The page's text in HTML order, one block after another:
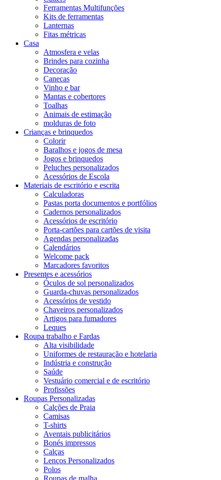
Ferramentas Multifunções
Kits de ferramentas
Lanternas
Fitas métricas
Casa
Atmosfera e velas
Brindes para cozinha
Decoração
Canecas
Vinho e bar
Mantas e cobertores
Toalhas
Animais de estimação
molduras de foto
Crianças e brinquedos
Colorir
Baralhos e jogos de mesa
Jogos e brinquedos
Peluches personalizados
Acessórios de Escola
Materiais de escritório e escrita
Calculadoras
Pastas porta documentos e portfólios
Cadernos personalizados
Acessórios de escritório
Porta-cartões para cartões de visita
Agendas personalizadas
Calendários
Welcome pack
Marcadores favoritos
Presentes e acessórios
Óculos de sol personalizados
Guarda-chuvas personalizados
Acessórios de vestido
Chaveiros personalizados
Artigos para fumadores
Leques
Roupa trabalho e Fardas
Alta visibilidade
Uniformes de restauração e hotelaria
Indústria e construção
Saúde
Vestuário comercial e de escritório
Profissões
Roupas Personalizadas
Calções de Praia
Camisas
T-shirts
Aventais publicitários
Bonés impressos
Calças
Lenços Personalizados
Polos